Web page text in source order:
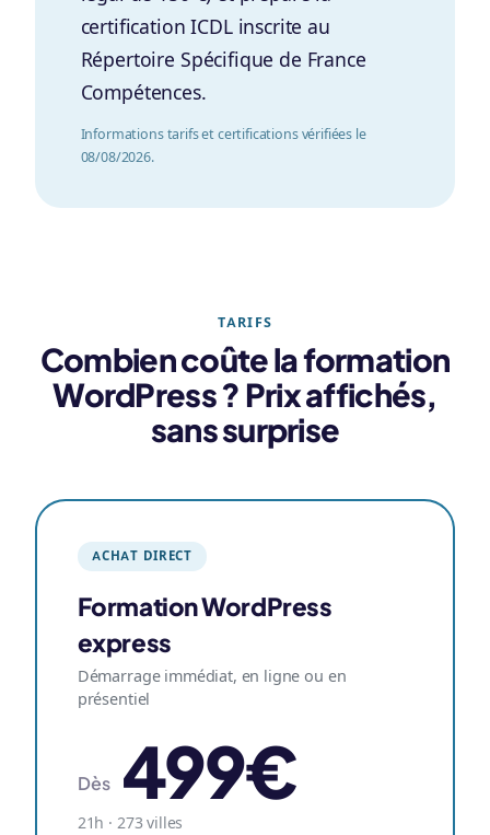
certification ICDL inscrite au
Répertoire Spécifique de France
Compétences.
Informations tarifs et certifications vérifiées le
08/08/2026.
TARIFS
Combien coûte la formation
WordPress ? Prix affichés,
sans surprise
ACHAT DIRECT
Formation WordPress
express
Démarrage immédiat, en ligne ou en
présentiel
Dès499€
21h · 273 villes